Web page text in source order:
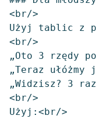
<br/>
Użyj tablic z
<br/>
„Oto 3 rzędy
„Teraz
„Widzisz? 3
<br/>
Użyj:<br/>